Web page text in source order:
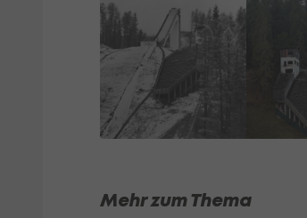
Mehr zum Thema